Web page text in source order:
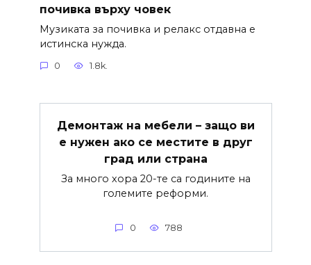
почивка върху човек
Музиката за почивка и релакс отдавна е
истинска нужда.
0 1.8k.
Демонтаж на мебели – защо ви
е нужен ако се местите в друг
град или страна
За много хора 20-те са годините на
големите реформи.
0 788